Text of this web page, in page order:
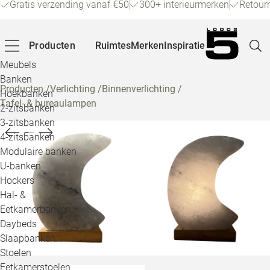
Gratis verzending vanaf €50 300+ interieurmerken
Producten
Meubels
Banken
Hoekbanken
2-zitsbanken
3-zitsbanken
4-zitsbanken
Modulaire banken
U-banken
Hockers
Hal- &
Eetkamerbanken
Daybeds
Slaapbanken
Stoelen
Eetkamerstoelen
RuimtesMerkenInspiratie
Producten/Verlichting /Binnenverlichting /
Tafel- & bureaulampen